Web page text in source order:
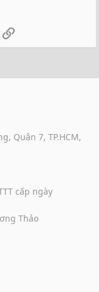
Email
Quận 7, TP.HCM,
cấp ngày
Thảo